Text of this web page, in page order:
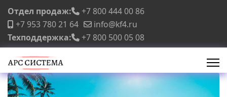
Отдел продаж:
+7 800 444 00 86
+7 953 780 21 64
info@kf4.ru
Техподдержка:
+7 800 500 05 08